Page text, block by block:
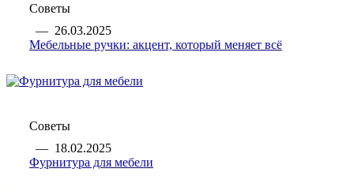
Советы
— 26.03.2025
Мебельные ручки: акцент, который меняет всё
Советы
— 18.02.2025
Фурнитура для мебели